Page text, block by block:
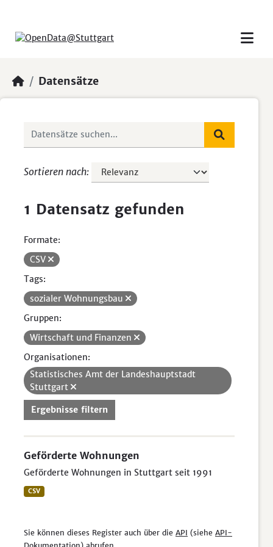
Datensätze
Sortieren nach
1 Datensatz gefunden
Formate:
CSV
Tags:
sozialer Wohnungsbau
Gruppen:
Wirtschaft und Finanzen
Organisationen:
Statistisches Amt der Landeshauptstadt
Stuttgart
Ergebnisse filtern
Geförderte Wohnungen
Geförderte Wohnungen in Stuttgart seit 1991
CSV
Sie können dieses Register auch über die API (siehe API-